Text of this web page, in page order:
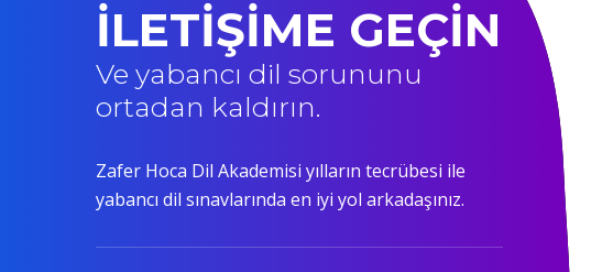
İLETİŞİME GEÇİN
Ve yabancı dil sorununu
ortadan kaldırın.
Zafer Hoca Dil Akademisi yılların tecrübesi ile
yabancı dil sınavlarında en iyi yol arkadaşınız.